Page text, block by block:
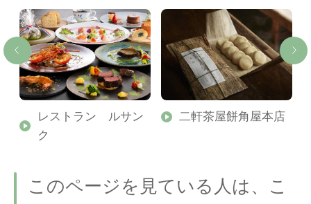
レストラン ルサン
ク
二軒茶屋餅角屋本店
このページを見ている人は、こ